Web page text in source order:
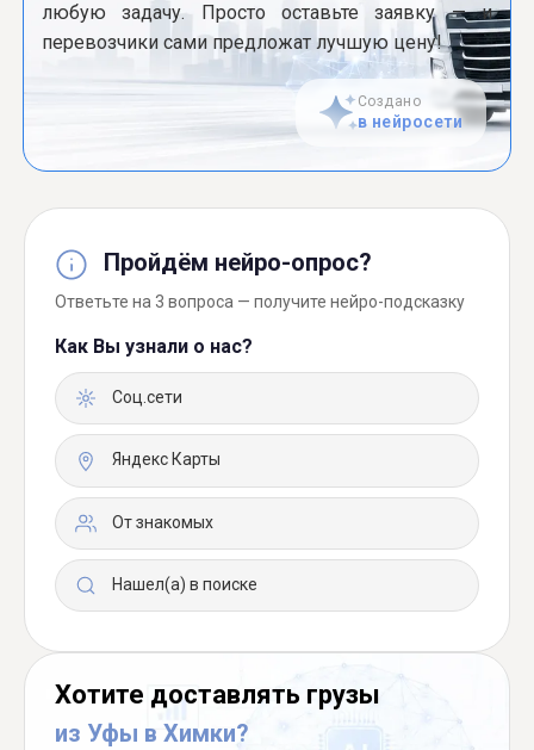
любую задачу. Просто оставьте заявку — и
перевозчики сами предложат лучшую цену!
Создано
в нейросети
Пройдём нейро-опрос?
Ответьте на 3 вопроса — получите нейро-подсказку
Как Вы узнали о нас?
Соц.сети
Яндекс Карты
От знакомых
Нашел(а) в поиске
Хотите доставлять грузы
из Уфы в Химки?